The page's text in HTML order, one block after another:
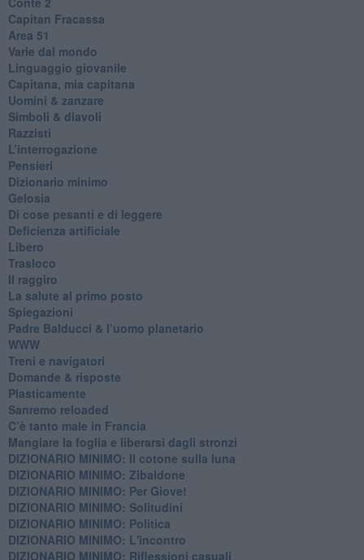
​Capitan Fracassa
​Area 51
Varie dal mondo
​Linguaggio giovanile
​Capitana, mia capitana
Uomini & zanzare
​Simboli & diavoli
Razzisti
​L’interrogazione
Pensieri
​Dizionario minimo
Gelosia
Di cose pesanti e di leggere
​Deficienza artificiale
Libero
Trasloco
Il raggiro
​La salute al primo posto
Spiegazioni
Padre Balducci & l’uomo planetario
WWW
​Treni e navigatori
​Domande & risposte
​Plasticamente
Sanremo reloaded
C’è tanto male in Francia
​Mangiare la foglia e liberarsi dagli stronzi
DIZIONARIO MINIMO: Il cotone sulla luna
DIZIONARIO MINIMO: Zibaldone
DIZIONARIO MINIMO: Per Giove!
DIZIONARIO MINIMO: Solitudini
DIZIONARIO MINIMO: Politica
DIZIONARIO MINIMO: L'incontro
DIZIONARIO MINIMO: Riflessioni casuali